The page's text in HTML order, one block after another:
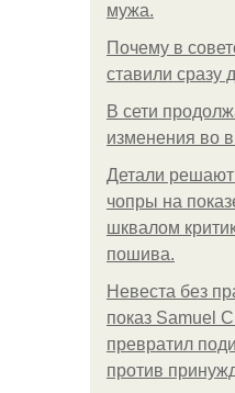
мужа.
Почему в
ставили сразу
В сети
изменения во
Детали
чопры на
шквалом
пошива.
Невеста без
показ Samuel
превратил
против